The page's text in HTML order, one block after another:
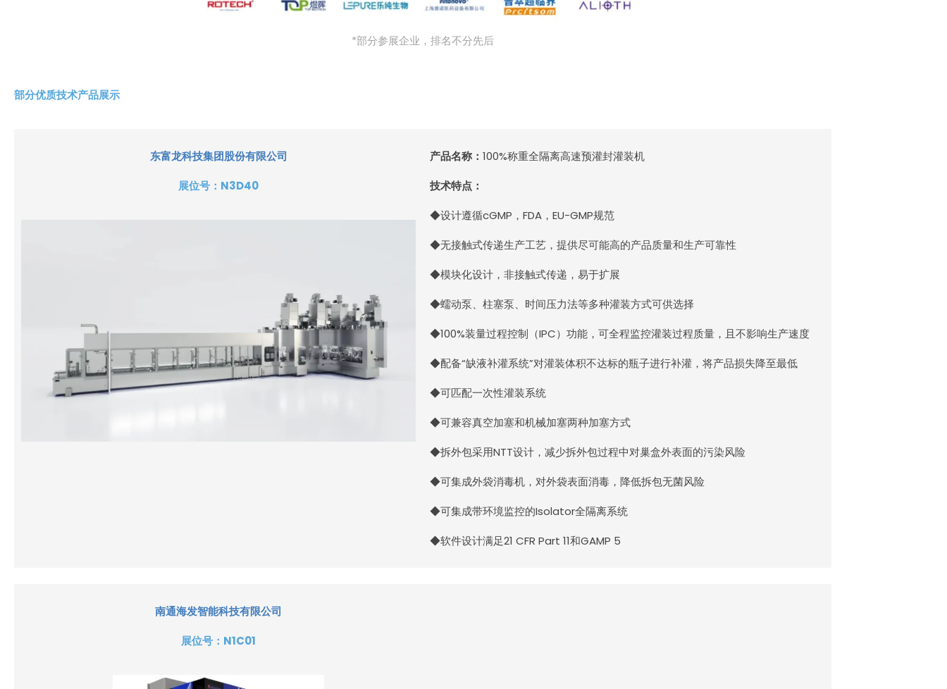
*部分参展企业，排名不分先后
部分优质技术产品展示
东富龙科技集团股份有限公司
展位号： N3D40
产品名称： 100%称重全隔离高速预灌封灌装机
技术特点：
◆设计遵循cGMP，FDA，EU-GMP规范
◆无接触式传递生产工艺，提供尽可能高的产品质量和生产可靠性
◆模块化设计，非接触式传递，易于扩展
◆蠕动泵、柱塞泵、时间压力法等多种灌装方式可供选择
◆100%装量过程控制（IPC）功能，可全程监控灌装过程质量，且不影响生产速度
◆配备“缺液补灌系统”对灌装体积不达标的瓶子进行补灌，将产品损失降至最低
◆可匹配一次性灌装系统
◆可兼容真空加塞和机械加塞两种加塞方式
◆拆外包采用NTT设计，减少拆外包过程中对巢盒外表面的污染风险
◆可集成外袋消毒机，对外袋表面消毒，降低拆包无菌风险
◆可集成带环境监控的Isolator全隔离系统
◆软件设计满足21 CFR Part 11和GAMP 5
南通海发智能科技有限公司
展位号： N1C01